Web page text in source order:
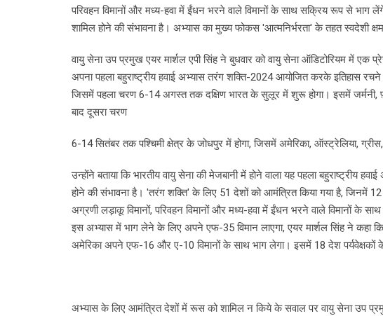
परिवहन विमानों और मध्य-हवा में ईंधन भरने वाले विमानों के साथ सक्रिय रूप से भाग
शामिल होने की संभावना है। अभ्यास का मुख्य फोकस 'आत्मनिर्भरता' के तहत स्वदेशी
वायु सेना उप प्रमुख एयर मार्शल एपी सिंह ने बुधवार को वायु सेना ऑडिटोरियम में एक
अपना पहला बहुराष्ट्रीय हवाई अभ्यास तरंग शक्ति-2024 आयोजित करके इतिहास
जिसमें पहला चरण 6-14 अगस्त तक दक्षिण भारत के सुलूर में शुरू होगा। इसमें जर्मनी,
बाद दूसरा चरण
6-14 सितंबर तक पश्चिमी क्षेत्र के जोधपुर में होगा, जिसमें अमेरिका, ऑस्ट्रेलिया, ग्रीस,
उन्होंने बताया कि भारतीय वायु सेना की मेजबानी में होने वाला यह पहला बहुराष्ट्रीय
होने की संभावना है। 'तरंग शक्ति' के लिए 51 देशों को आमंत्रित किया गया है, जिनमें
अग्रणी लड़ाकू विमानों, परिवहन विमानों और मध्य-हवा में ईंधन भरने वाले विमानों के
इस अभ्यास में भाग लेने के लिए अपने एफ-35 विमान लाएगा, एयर मार्शल सिंह ने कहा कि
अमेरिका अपने एफ-16 और ए-10 विमानों के साथ भाग लेगा। इसमें 18 देश पर्यवेक्षकों
अभ्यास के लिए आमंत्रित देशों में रूस को शामिल न किये के सवाल पर वायु सेना उप